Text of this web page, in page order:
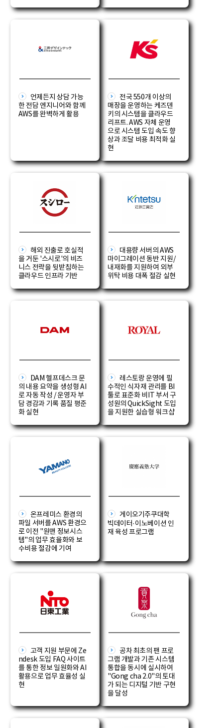
언제든지 상담 가능
한 전담 엔지니어와 함께
AWS를 완벽하게 활용
전국 550개 이상의
매장을 운영하는 케즈덴
키의 시스템을 클라우드
리프트. AWS 자체 운영
으로 시스템 도입 속도 향
상과 조달 비용 최적화 실
현
해외 진출로 호실적
을 거둔 '스시로'의 비즈
니스 전략을 뒷받침하는
클라우드 인프라 기반
대용량 서버의 AWS
마이그레이션 동반 지원/
내재화를 지원하여 외부
위탁 비용 대폭 절감 실현
DAM 헬프데스크 문
의 내용 요약을 생성형 AI
로 자동 작성 / 운영자 부
담 경감과 기록 품질 평준
화 실현
레스토랑 운영에 필
수적인 식자재 관리를 BI
툴로 표준화 비IT 부서 구
성원의 QuickSight 도입
을 지원한 실습형 워크샵
온프레미스 환경의
파일 서버를 AWS 환경으
로 이전 "원맨 정보시스
템"의 업무 효율화와 보
수비용 절감에 기여
게이오기주쿠대학
빅데이터·이노베이션 인
재 육성 프로그램
고객 지원 부문에 Ze
ndesk 도입 FAQ 사이트
를 통한 정보 일원화와 AI
활용으로 업무 효율성 실
현
공차 최초의 팬 프로
그램 개발과 기존 시스템
통합을 동시에 실시하여
"Gong cha 2.0"의 토대
가 되는 디지털 기반 구현
을 달성